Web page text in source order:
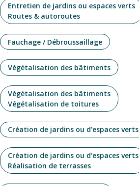
Entretien de jardins ou espaces verts
Routes & autoroutes
Fauchage / Débroussaillage
Végétalisation des bâtiments
Végétalisation des bâtiments
Végétalisation de toitures
Création de jardins ou d'espaces verts
Création de jardins ou d'espaces verts
Réalisation de terrasses